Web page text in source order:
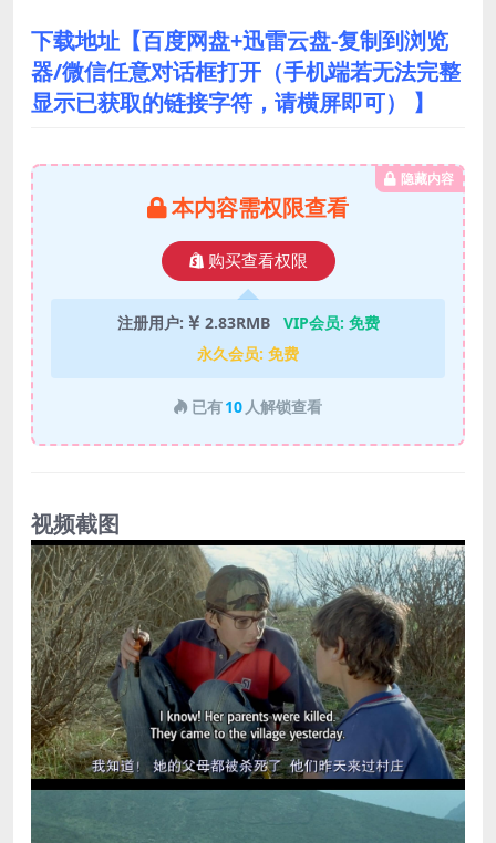
下载地址【百度网盘+迅雷云盘-复制到浏览
器/微信任意对话框打开（手机端若无法完整
显示已获取的链接字符，请横屏即可） 】
隐藏内容
本内容需权限查看
购买查看权限
注册用户: 2.83RMB VIP会员: 免费
永久会员: 免费
已有10 人解锁查看
视频截图